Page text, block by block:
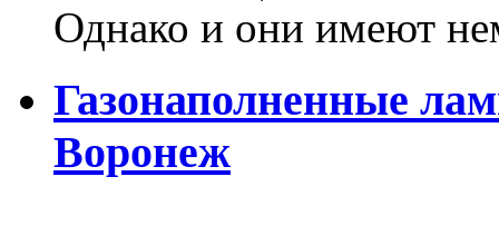
Однако и они имеют
Газонаполненные
Воронеж